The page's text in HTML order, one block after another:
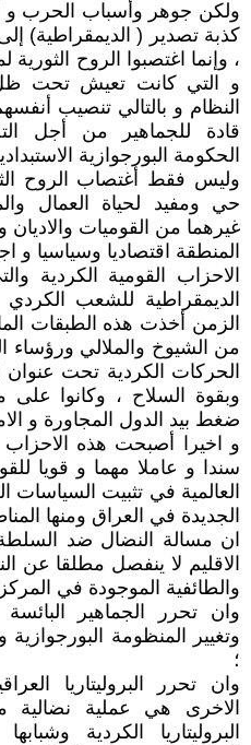
ولكن جوهر وأسباب الحرب و
كذبة تصدير ( الديمقراطية)
، وإنما اغتصبوا الروح
و التي كانت تعيش تحت ظل
النظام و بالتالي تنصيب
قادة للجماهير من أجل
الحكومة البورجوازية
وليس فقط أغتصاب الروح
حي ومفيد لحياة العمال
غيرهما من القوميات
المنطقة اقتصاديا وسياسيا و
الاحزاب القومية الكردية
الديمقراطية للشعب
الزمن أخذت هذه الطبقات
من الشيوخ والملالي ورؤساء
الحركات الكردية تحت
وبقوة السلاح ، وكانوا
ضغط بيد الدول المجاورة و
و اخيرا أصبحت هذه الاحزاب
سندا و عاملا مهما و قويا
العالمية في تثبيت السياسات
الجديدة في العراق ومنها
ان مسالة النضال ضد
الاقليم لا ينفصل مطلقا عن
والطائفية الموجودة في
وان تحرر الجماهير
وتغيير المنظومة
؛
وان تحرر البروليتاريا
الاخرى هي عملية نضالية
البروليتاريا الكردية